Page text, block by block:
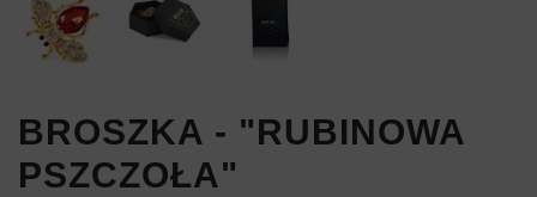
BROSZKA - "RUBINOWA
PSZCZOŁA"